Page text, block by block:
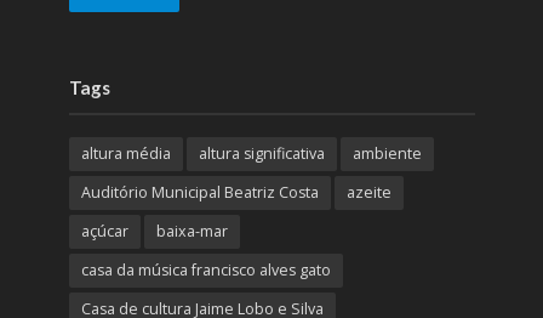
Tags
altura média altura significativa
ambiente
Auditório Municipal Beatriz Costa
azeite
açúcar
baixa-mar
casa da música francisco alves gato
Casa de cultura Jaime Lobo e Silva